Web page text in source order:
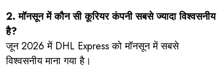
2. मॉनसून में कौन सी कूरियर कंपनी सबसे ज्यादा विश्वसनीय
है?
जून 2026 में DHL Express को मॉनसून में सबसे
विश्वसनीय माना गया है।